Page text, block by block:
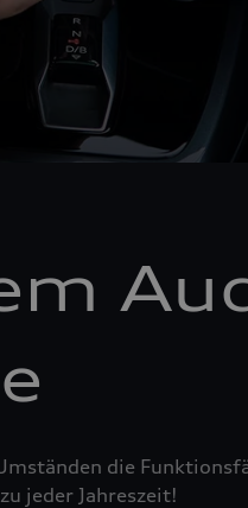
die
jeder Jahreszeit!